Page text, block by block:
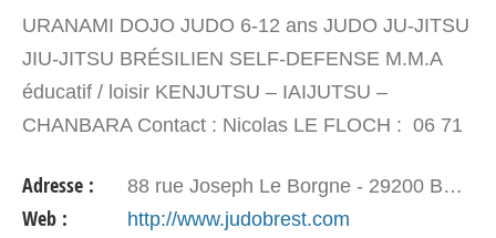
URANAMI DOJO JUDO 6-12 ans JUDO JU-JITSU
JIU-JITSU BRÉSILIEN SELF-DEFENSE M.M.A
éducatif / loisir KENJUTSU – IAIJUTSU –
CHANBARA Contact : Nicolas LE FLOCH : 06 71
Adresse : 88 rue Joseph Le Borgne - 29200 BREST
Web : http://www.judobrest.com